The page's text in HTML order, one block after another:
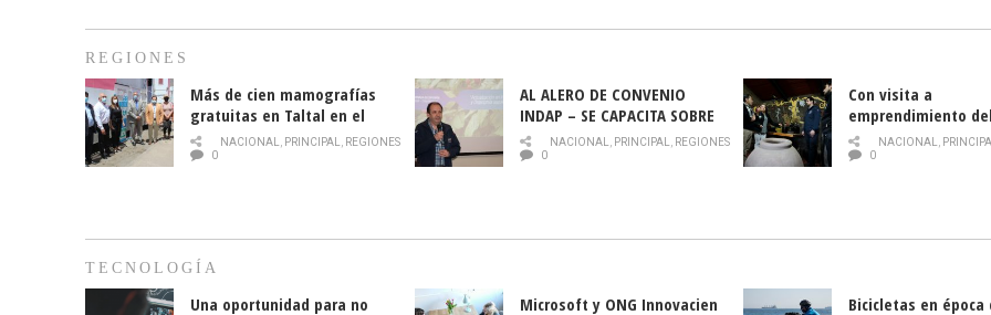
REGIONES
Más de cien mamografías
gratuitas en Taltal en el
mes de la prevención del
cáncer de mama
NACIONAL, PRINCIPAL, REGIONES
0
AL ALERO DE CONVENIO
INDAP – SE CAPACITA SOBRE
PLAGA DROSOPHILA SUZUKII
NACIONAL, PRINCIPAL, REGIONES
0
Con visita a
emprendimiento
y llamado al
historia campesina
NACIONAL,
0
TECNOLOGÍA
Una oportunidad para no
Microsoft y ONG Innovacien
Bicicletas en época